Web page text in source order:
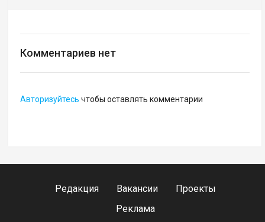
Комментариев нет
Авторизуйтесь чтобы оставлять комментарии
Редакция Вакансии
Проекты
Реклама